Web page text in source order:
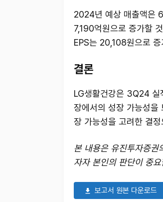
2024년 예상 매출액은
7,190억원으로 증가할
EPS는 20,108원으로
결론
LG생활건강은 3Q24 실
장에서의 성장 가능성을
장 가능성을 고려한 결
본 내용은 유진투자증
자자 본인의 판단이 중
보고서 원본 다운로드